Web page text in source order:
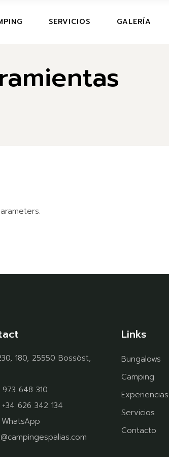
Y OFERTAS
SERVICIOS GALERÍA
CAMPING
180, 25550 Bossòst,
973 648 310
+34 626 342 134
WhatsApp
Links
Bungalows
Camping
Experiencias
Servicios
Contacto